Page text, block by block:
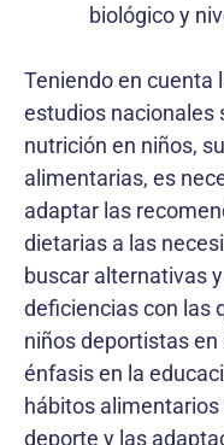
biológico y
Teniendo en cuenta
estudios nacionales
nutrición en niños,
alimentarias, es
adaptar las
dietarias a las
buscar alternativas
deficiencias con las
niños deportistas
énfasis en la
hábitos
deporte y las